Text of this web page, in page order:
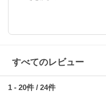
すべてのレビュー
1 - 20件 / 24件